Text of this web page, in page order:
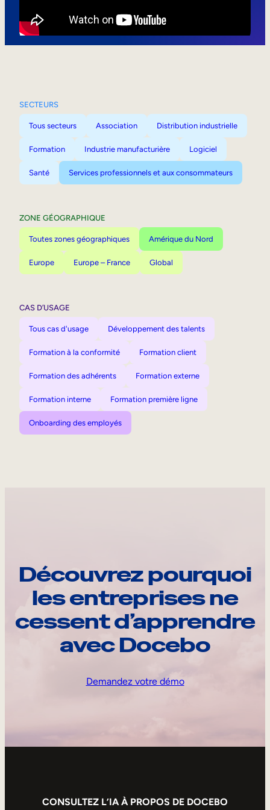
SECTEURS
Tous secteurs Association Distribution industrielle
Formation Industrie manufacturière Logiciel
Santé Services professionnels et aux consommateurs
ZONE GÉOGRAPHIQUE
Toutes zones géographiques Amérique du Nord
Europe Europe – France Global
CAS D’USAGE
Tous cas d'usage Développement des talents
Formation à la conformité Formation client
Formation des adhérents Formation externe
Formation interne Formation première ligne
Onboarding des employés
Découvrez pourquoi
les entreprises ne
cessent d’apprendre
avec Docebo
Demandez votre démo
CONSULTEZ L’IA À PROPOS DE DOCEBO